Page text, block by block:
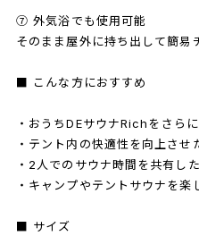
⑦ 外気浴でも使用可能
そのまま屋外に持ち出して簡易
■ こんな方におすすめ
・おうちDEサウナRichをさら
・テント内の快適性を向上させ
・2人でのサウナ時間を共有し
・キャンプやテントサウナを楽
■ サイズ